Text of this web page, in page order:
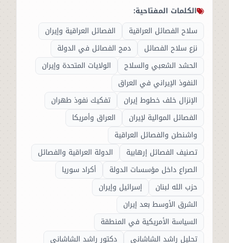
الكلمات المفتاحية:
سلاح الفصائل العراقية
الفصائل العراقية وإيران
نزع سلاح الفصائل
دمج الفصائل في الدولة
الحشد الشعبي والسلاح
الولايات المتحدة وإيران
النفوذ الإيراني في العراق
الإنزال خلف خطوط إيران
تفكيك نفوذ طهران
الفصائل الموالية لإيران
العراق وأمريكا
واشنطن والفصائل العراقية
تصنيف الفصائل إرهابية
الدولة العراقية والفصائل
الصراع داخل مؤسسات الدولة
أكراد سوريا
حزب الله لبنان
إسرائيل وإيران
الشرق الأوسط بعد إيران
السياسة الأمريكية في المنطقة
تحليل راشد الشاشاني
دكتور راشد الشاشاني